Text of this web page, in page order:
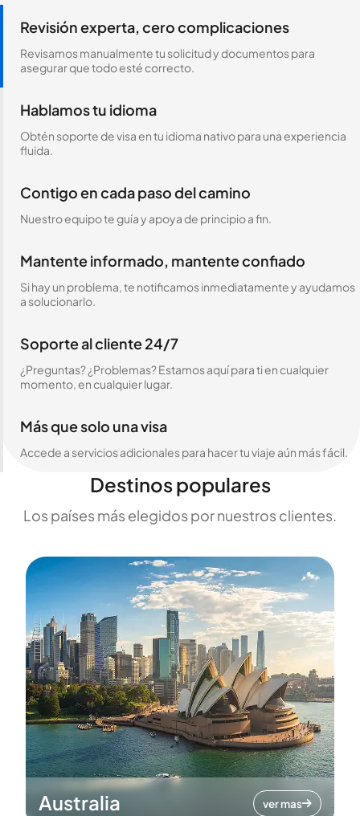
Revisión experta, cero complicaciones
Revisamos manualmente tu solicitud y documentos para
asegurar que todo esté correcto.
Hablamos tu idioma
Obtén soporte de visa en tu idioma nativo para una experiencia
fluida.
Contigo en cada paso del camino
Nuestro equipo te guía y apoya de principio a fin.
Mantente informado, mantente confiado
Si hay un problema, te notificamos inmediatamente y ayudamos
a solucionarlo.
Soporte al cliente 24/7
¿Preguntas? ¿Problemas? Estamos aquí para ti en cualquier
momento, en cualquier lugar.
Más que solo una visa
Accede a servicios adicionales para hacer tu viaje aún más fácil.
Destinos populares
Los países más elegidos por nuestros clientes.
Australia ver mas